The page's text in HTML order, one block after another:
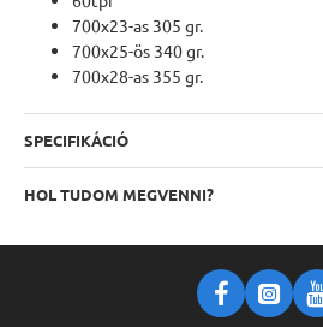
700x23-as 305 gr.
700x25-ös 340 gr.
700x28-as 355 gr.
SPECIFIKÁCIÓ
HOL TUDOM MEGVENNI?